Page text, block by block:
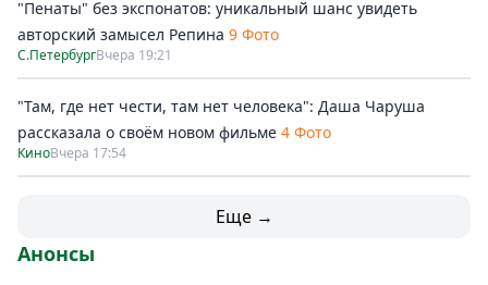
"Пенаты" без экспонатов: уникальный шанс увидеть
авторский замысел Репина 9 Фото
С.ПетербургВчера 19:21
"Там, где нет чести, там нет человека": Даша Чаруша
рассказала о своём новом фильме 4 Фото
КиноВчера 17:54
Еще →
Анонсы